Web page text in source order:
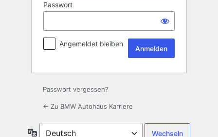
Passwort
Angemeldet bleiben
Passwort vergessen?
← Zu BMW Autohaus Karriere
Sprache